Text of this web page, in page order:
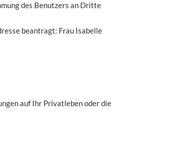
des Benutzers an Dritte
beantragt: Frau Isabelle
auf Ihr Privatleben oder die